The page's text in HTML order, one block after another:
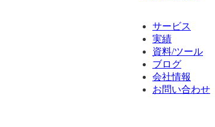
サービス
実績
資料/ツール
ブログ
会社情報
お問い合わせ